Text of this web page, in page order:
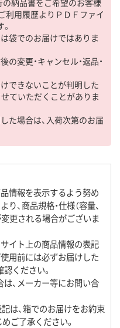
利用履歴よりＰＤＦファイ
袋でのお届けではありま
変更・キャンセル・返品・
できないことが判明した
ていただくことがありま
た場合は、入荷次第のお届
情報を表示するよう努め
、商品規格・仕様（容量、
変更される場合がございま
イト上の商品情報の表記
用前には必ずお届けした
ください。
、メーカー等にお問い合
記は、箱でのお届けをお約束
ご了承ください。